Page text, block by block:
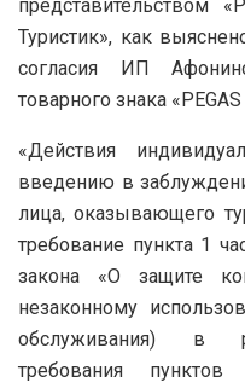
представительством «
Туристик», как
согласия ИП
товарного знака «
«Действия
введению в
лица, оказывающего
требование пункта 1
закона «О защите
незаконному
обслуживания) в
требования